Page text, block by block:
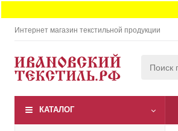
Интернет магазин текстильной продукции
КАТАЛОГ